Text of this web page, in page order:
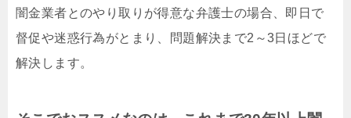
闇金業者とのやり取りが得意な弁護士の場合、即日で
督促や迷惑行為がとまり、問題解決まで2～3日ほどで
解決します。